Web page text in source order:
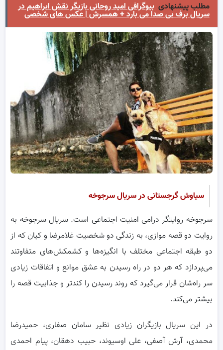
مطلب پیشنهادی بیوگرافی امید روحانی بازیگر نقش ابراهیم در
سریال برف بی صدا می بارد + همسرش | عکس های شخصی
سیاوش گرجستانی در سریال سرجوخه
سرجوخه روایتگر درامی امنیت اجتماعی است. سریال سرجوخه به
روایت دو قصه موازی، به زندگی دو شخصیت غلامرضا و کیان که از
دو طبقه اجتماعی مختلف با انگیزه‌ها و کشمکش‌های متفاوتند
می‌پردازد که هر دو در راه رسیدن به عشق موانع و اتفاقات زیادی
سر راه‌شان قرار می‌گیرد که روند رسیدن را کندتر و جذابیت قصه را
بیشتر می‌کند.
در این سریال بازیگران زیادی نظیر سامان صفاری، حمیدرضا
محمدی، آرش آصفی، علی اوسیوند، حبیب دهقان، پیام احمدی